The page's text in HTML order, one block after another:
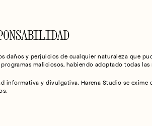
daños y perjuicios de cualquier naturaleza que
maliciosos, habiendo adoptado todas las
informativa y divulgativa. Harena Studio se